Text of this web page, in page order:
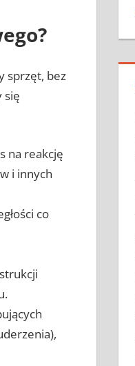
sprzęt, bez
się
na reakcję
i innych
co